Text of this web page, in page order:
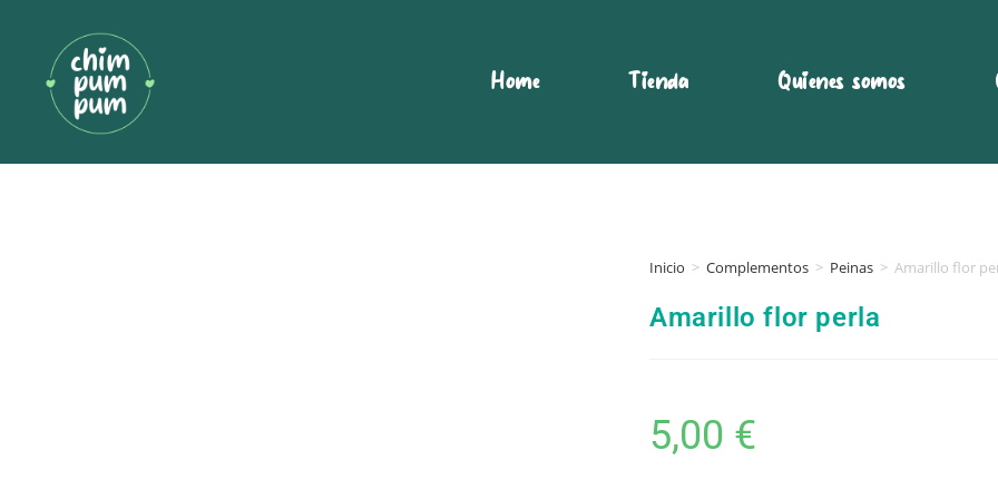
Home Tienda Quienes somos
Inicio > Complementos > Peinas > Amarillo flor
Amarillo flor perla
5,00 €